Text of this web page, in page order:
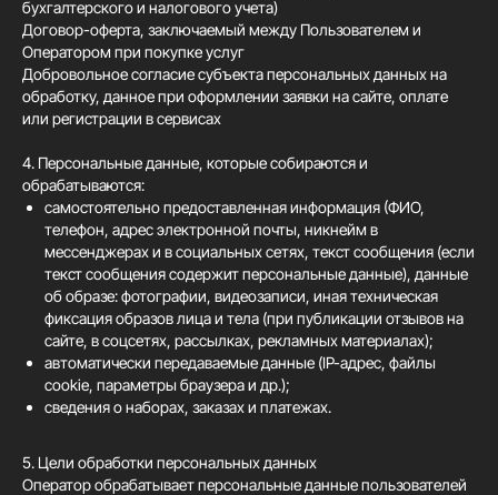
бухгалтерского и налогового учета)
Договор-оферта, заключаемый между Пользователем и
Оператором при покупке услуг
Добровольное согласие субъекта персональных данных на
обработку, данное при оформлении заявки на сайте, оплате
или регистрации в сервисах
4. Персональные данные, которые собираются и
обрабатываются:
самостоятельно предоставленная информация (ФИО,
телефон, адрес электронной почты, никнейм в
мессенджерах и в социальных сетях, текст сообщения (если
текст сообщения содержит персональные данные), данные
об образе: фотографии, видеозаписи, иная техническая
фиксация образов лица и тела (при публикации отзывов на
сайте, в соцсетях, рассылках, рекламных материалах);
автоматически передаваемые данные (IP-адрес, файлы
cookie, параметры браузера и др.);
сведения о наборах, заказах и платежах.
5. Цели обработки персональных данных
Оператор обрабатывает персональные данные пользователей